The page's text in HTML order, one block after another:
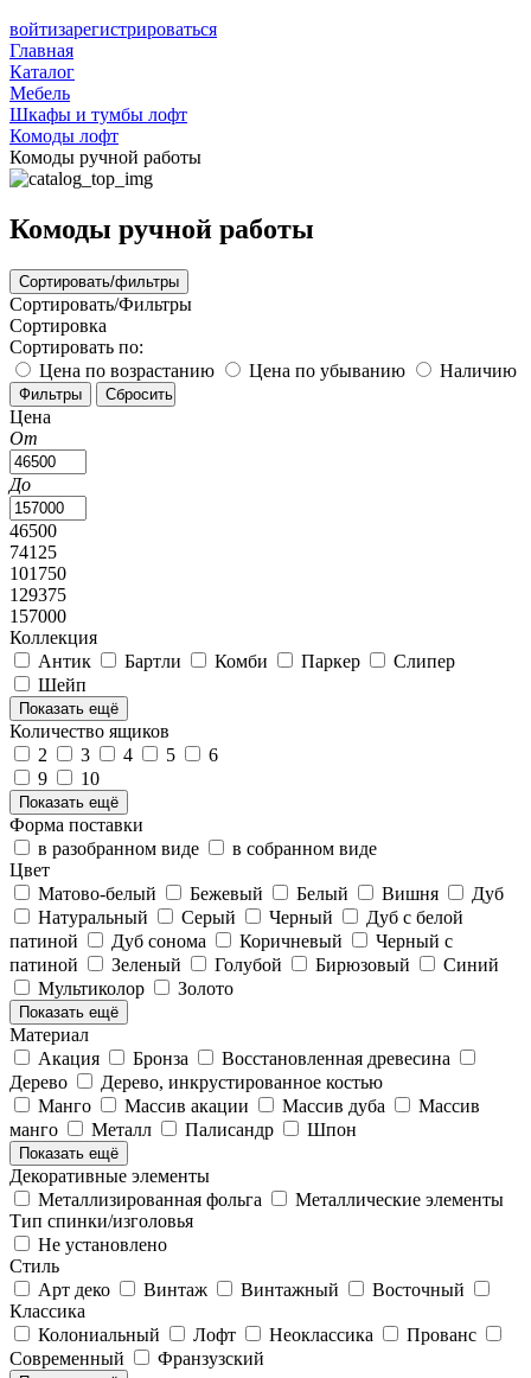
войтизарегистрироваться
Главная
Каталог
Мебель
Шкафы и тумбы лофт
Комоды лофт
Комоды ручной работы
Комоды ручной работы
Сортировать/фильтры
Сортировать/Фильтры
Сортировка
Сортировать по:
Цена по возрастанию
Цена по убыванию Наличию
Цена
От
До
46500
74125
101750
129375
157000
Коллекция
Антик
Бартли Комби Паркер
Слипер
Шейп
Показать ещё
Количество ящиков
2
3 4 5
6
9
10
Показать ещё
Форма поставки
в разобранном виде
в собранном виде
Цвет
Матово-белый
Бежевый Белый Вишня
Дуб
Натуральный
Серый Черный
Дуб с белой
патиной
Дуб сонома Коричневый
Черный с
патиной
Зеленый Голубой Бирюзовый
Синий
Мультиколор
Золото
Показать ещё
Материал
Акация
Бронза
Восстановленная древесина
Дерево
Дерево, инкрустированное костью
Манго
Массив акации Массив дуба
Массив
манго
Металл Палисандр Шпон
Показать ещё
Декоративные элементы
Металлизированная фольга
Металлические элементы
Тип спинки/изголовья
Не установлено
Стиль
Арт деко
Винтаж Винтажный
Восточный
Классика
Колониальный
Лофт Неоклассика
Прованс
Современный
Франзузский